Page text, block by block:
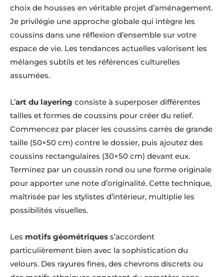
choix de housses en véritable projet d’aménagement.
Je privilégie une approche globale qui intègre les
coussins dans une réflexion d’ensemble sur votre
espace de vie. Les tendances actuelles valorisent les
mélanges subtils et les références culturelles
assumées.
L’art du layering consiste à superposer différentes
tailles et formes de coussins pour créer du relief.
Commencez par placer les coussins carrés de grande
taille (50×50 cm) contre le dossier, puis ajoutez des
coussins rectangulaires (30×50 cm) devant eux.
Terminez par un coussin rond ou une forme originale
pour apporter une note d’originalité. Cette technique,
maîtrisée par les stylistes d’intérieur, multiplie les
possibilités visuelles.
Les motifs géométriques s’accordent
particulièrement bien avec la sophistication du
velours. Des rayures fines, des chevrons discrets ou